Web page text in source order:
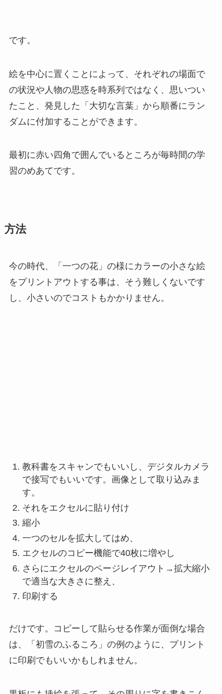
です。
絵を中心に置くことによって、それぞれの場面で
の状況や人物の思惑を時系列ではなく、思いつい
たこと、発見した「大切な言葉」から順番にラン
ダムに付加することができます。
最初に赤い四角で囲んでいるところが毎時間の学
習のめあてです。
方法
今の時代、「一つの花」の様にカラーの小さな絵
をプリントアウトする事は、そう難しくないです
し、小さいのでコストもかかりません。
教科書をスキャンでもいいし、デジタルカメラ
で接写でもいいです。画像として取り込みま
す。
それをエクセルに貼り付け
縮小
一つのセルを拡大してはめ、
エクセルのコピー機能で40枚に増やし
さらにエクセルのページレイアウト→拡大縮小
で適当な大きさに整え、
印刷する
だけです。コピーして貼らせる作業が面倒な場合
は、「初雪のふるころ」の例のように、プリント
に印刷でもいいかもしれません。